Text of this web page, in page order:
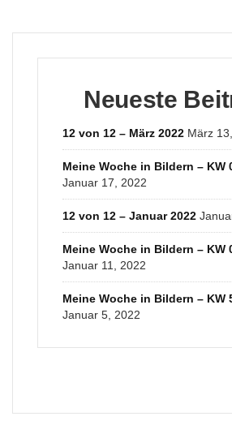
Neueste
12 von 12 – März 2022 März
Meine Woche in Bildern – KW
Januar 17, 2022
12 von 12 – Januar 2022
Meine Woche in Bildern – KW
Januar 11, 2022
Meine Woche in Bildern – KW
Januar 5, 2022